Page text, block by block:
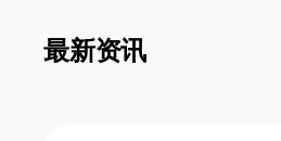
最新资讯